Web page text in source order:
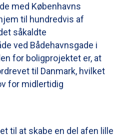
med Københavns
til hundredvis af
såkaldte
ved Bådehavnsgade i
for boligprojektet er, at
til Danmark, hvilket
for midlertidig
til at skabe en del afen lille